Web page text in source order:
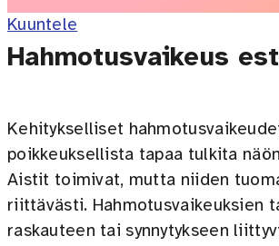
Kuuntele
Hahmotusvaikeus
Kehitykselliset
poikkeuksellista tapaa tulkita
Aistit toimivat, mutta niiden
riittävästi. Hahmotusvaikeuksien
raskauteen tai synnytykseen